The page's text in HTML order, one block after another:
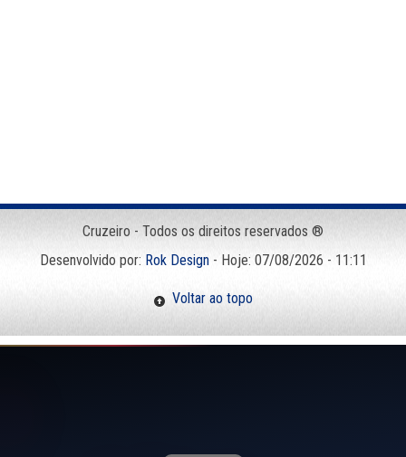
Cruzeiro - Todos os direitos reservados ®
Desenvolvido por: Rok Design- Hoje: 07/08/2026 - 11:11
Voltar ao topo